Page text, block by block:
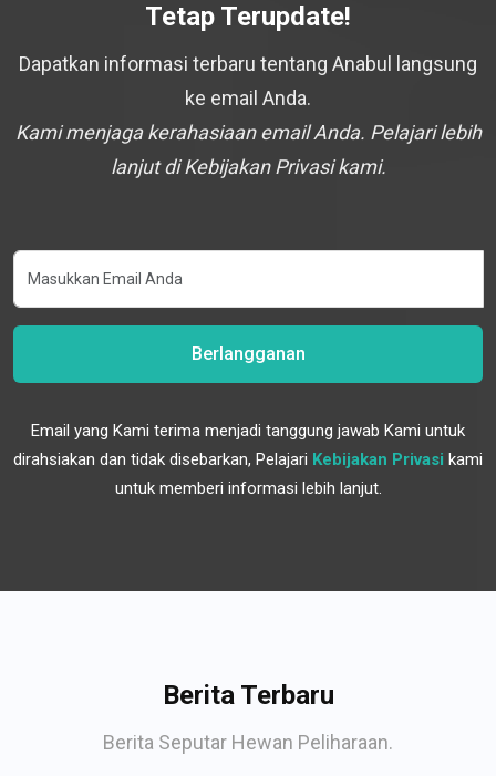
Tetap Terupdate!
Dapatkan informasi terbaru tentang Anabul langsung
ke email Anda.
Kami menjaga kerahasiaan email Anda. Pelajari lebih
lanjut di Kebijakan Privasi kami.
Berlangganan
Email yang Kami terima menjadi tanggung jawab Kami untuk
dirahsiakan dan tidak disebarkan, Pelajari Kebijakan Privasi kami
untuk memberi informasi lebih lanjut.
Berita Terbaru
Berita Seputar Hewan Peliharaan.